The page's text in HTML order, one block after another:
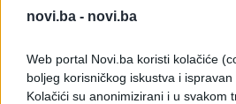
novi.ba - novi.ba
Web portal Novi.ba koristi kolačiće
boljeg korisničkog iskustva i ispravan
Kolačići su anonimizirani i u svakom
oktobru 2023., kada je
U međuvremenu, firma je rekla
završila s ukupno više od 300